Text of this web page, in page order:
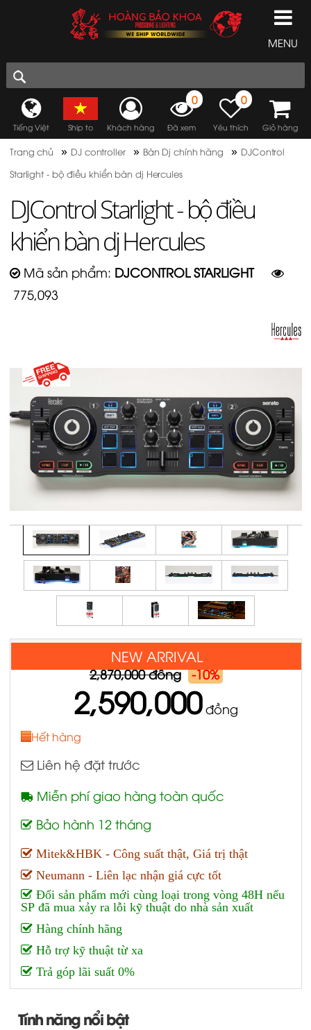
MENU
Tiếng Việt Ship to Khách hàng
0
Đã xem
0
Yêu thích Giỏ hàng
Trang chủ » DJ controller » Bàn Dj chính hãng » DJControl
Starlight - bộ điều khiển bàn dj Hercules
DJControl Starlight - bộ điều
khiển bàn dj Hercules
Mã sản phẩm: DJCONTROL STARLIGHT
775,093
2,870,000 đồng -10%
2,590,000đồng
Hết hàng
Liên hệ đặt trước
Miễn phí giao hàng toàn quốc
Bảo hành 12 tháng
Mitek&HBK - Công suất thật, Giá trị thật
Neumann - Liên lạc nhận giá cực tốt
Đổi sản phẩm mới cùng loại trong vòng 48H nếu
SP đã mua xảy ra lỗi kỹ thuật do nhà sản xuất
Hàng chính hãng
Hỗ trợ kỹ thuật từ xa
Trả góp lãi suất 0%
NEW ARRIVAL
Tính năng nổi bật